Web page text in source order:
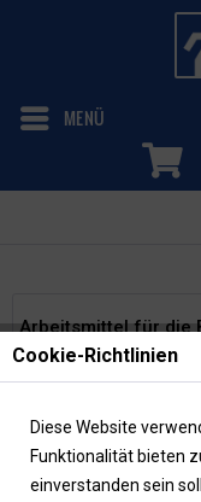
MENÜ
Arbeitsmittel für die
Benutzung
Arbeitnehmer
Cookie-Richtlinien
Diese Website
Funktionalität bieten
einverstanden sein